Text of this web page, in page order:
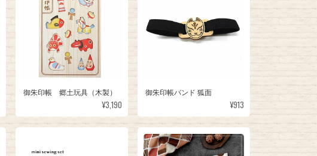
御朱印帳 郷土玩具（木製）
¥3,190
御朱印帳バンド 狐面
¥913